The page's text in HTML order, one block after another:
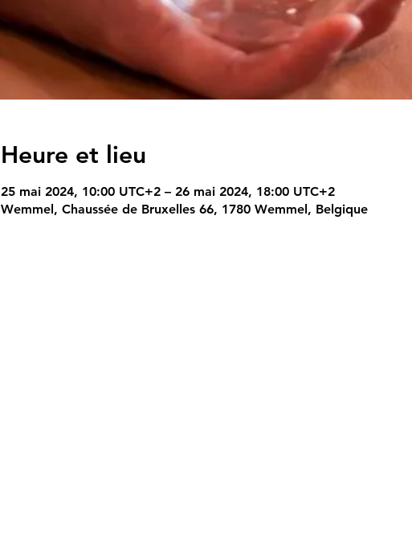
Heure et lieu
25 mai 2024, 10:00 UTC+2 – 26 mai 2024, 18:00 UTC+2
Wemmel, Chaussée de Bruxelles 66, 1780 Wemmel, Belgique